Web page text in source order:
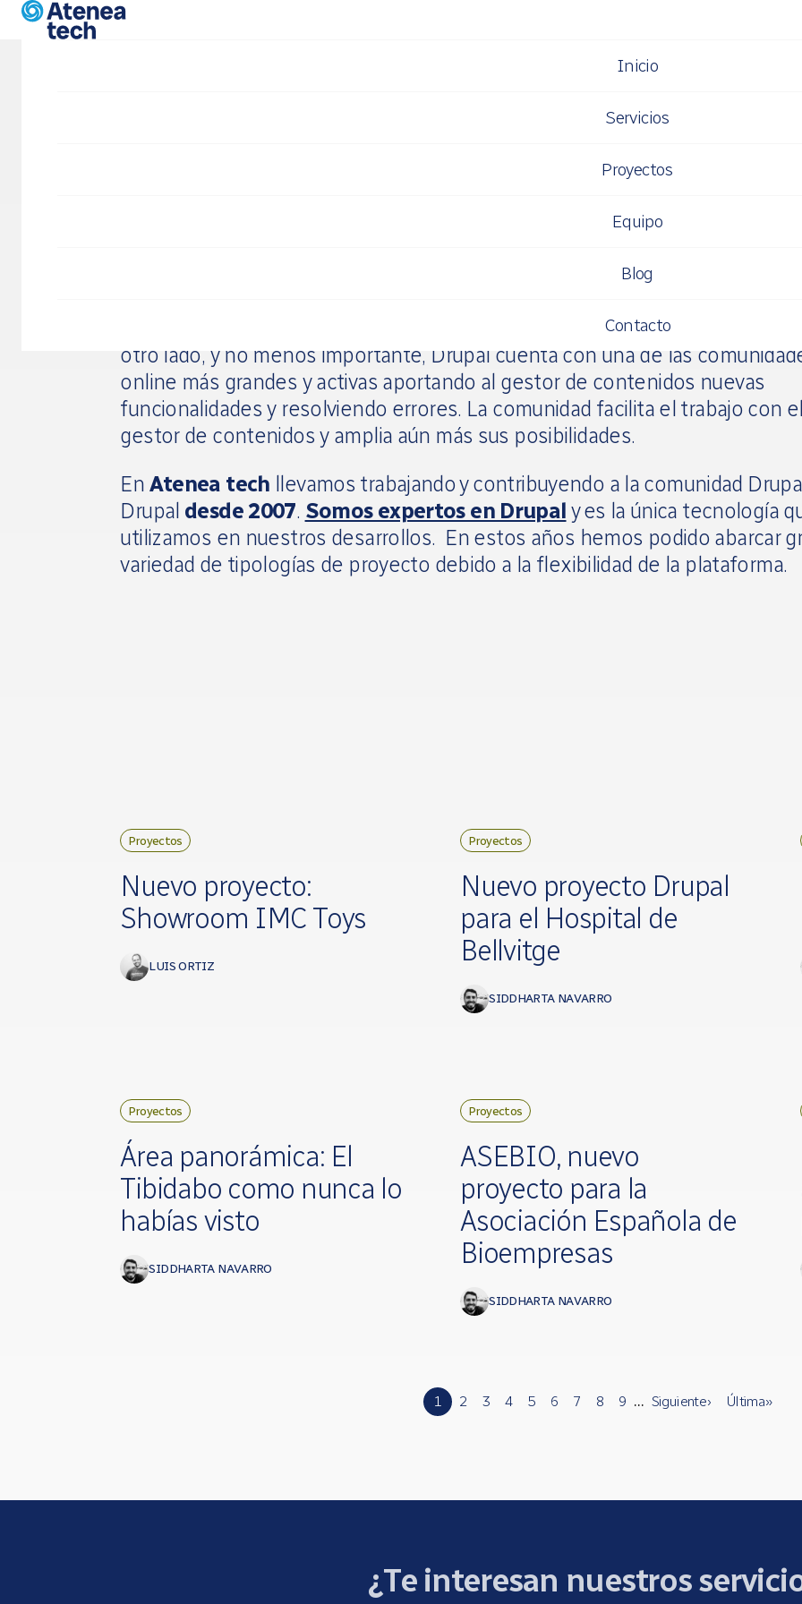
Pasar al contenido principal
Inicio
Servicios
Proyectos
Equipo
Blog
Contacto
Consultoría y desarrollo
páginas web. Da una gran flexibilidad a nivel de resultados ya que permite
pudiendo customizar al detalle aspectos como el diseño y funcionalidades.
otro lado, y no menos importante, Drupal cuenta con una de las
online más grandes y activas aportando al gestor de contenidos nuevas
funcionalidades y resolviendo errores. La comunidad facilita el trabajo con el
gestor de contenidos y amplia aún más sus posibilidades.
En Atenea tech llevamos trabajando y contribuyendo a la comunidad
Drupal desde 2007. Somos expertos en Drupal y es la única tecnología
utilizamos en nuestros desarrollos. En estos años hemos podido abarcar
variedad de tipologías de proyecto debido a la flexibilidad de la plataforma.
Proyectos
Nuevo proyecto:
Showroom IMC Toys
LUIS ORTIZ
Proyectos
Nuevo proyecto Drupal
para el Hospital de
Bellvitge
SIDDHARTA NAVARRO
Proyectos
Área panorámica: El
Tibidabo como nunca lo
habías visto
SIDDHARTA NAVARRO
Proyectos
ASEBIO, nuevo
proyecto para la
Asociación Española de
Bioempresas
SIDDHARTA NAVARRO
1 2 3 4 5 6 7 8 9 … Siguiente › Última »
¿Te interesan nuestros